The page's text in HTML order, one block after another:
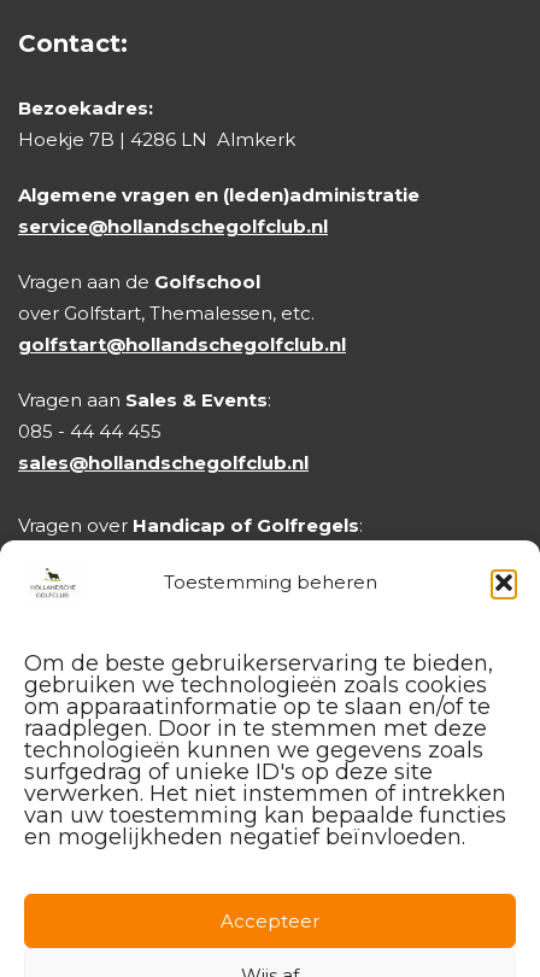
Toestemming beheren
Om de beste gebruikerservaring te bieden,
gebruiken we technologieën zoals cookies
om apparaatinformatie op te slaan en/of te
raadplegen. Door in te stemmen met deze
technologieën kunnen we gegevens zoals
surfgedrag of unieke ID's op deze site
verwerken. Het niet instemmen of intrekken
van uw toestemming kan bepaalde functies
en mogelijkheden negatief beïnvloeden.
Accepteer
Contact:
Bezoekadres:
Hoekje 7B | 4286 LN Almkerk
Algemene vragen en (leden)administratie
service@hollandschegolfclub.nl
Vragen aan de Golfschool
over Golfstart, Themalessen, etc.
golfstart@hollandschegolfclub.nl
Vragen aan Sales & Events:
085 - 44 44 455
sales@hollandschegolfclub.nl
Vragen over Handicap of Golfregels:
Instagram